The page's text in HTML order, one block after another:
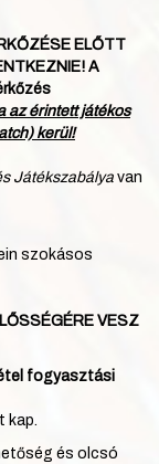
ELŐTT
A
az érintett játékos
kerül!
Játékszabálya van
szokásos
VESZ
fogyasztási
kap.
és olcsó